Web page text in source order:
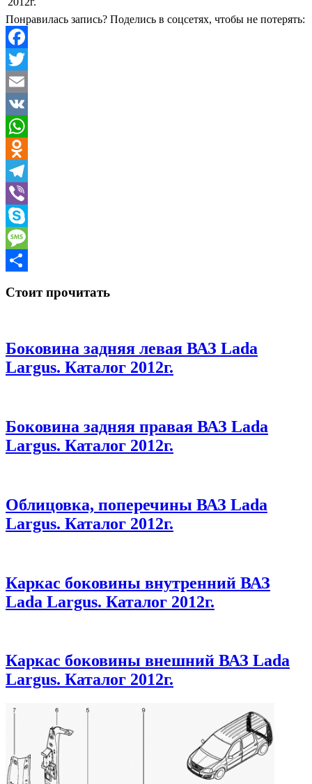
Понравилась запись? Поделись в соцсетях, чтобы не потерять:
Facebook
Twitter
Email
VK
WhatsApp
Odnoklassniki
Telegram
Viber
Skype
Message
Стоит прочитать
Боковина задняя левая ВАЗ Lada
Largus. Каталог 2012г.
Боковина задняя правая ВАЗ Lada
Largus. Каталог 2012г.
Облицовка, поперечины ВАЗ Lada
Largus. Каталог 2012г.
Каркас боковины внутренний ВАЗ
Lada Largus. Каталог 2012г.
Каркас боковины внешний ВАЗ Lada
Largus. Каталог 2012г.